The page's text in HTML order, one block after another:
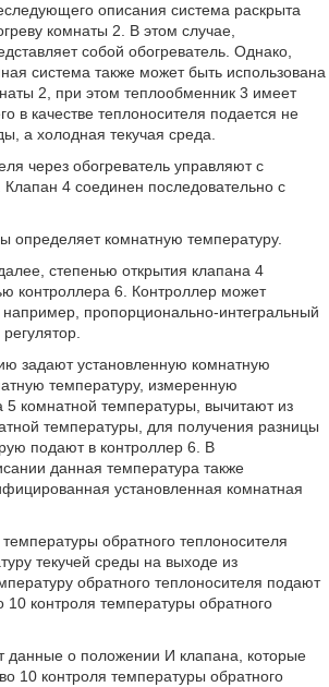
описания система раскрыта
комнаты 2. В этом случае,
собой обогреватель. Однако,
система также может быть использована
2, при этом теплообменник 3 имеет
в качестве теплоносителя подается не
а холодная текучая среда.
через обогреватель управляют с
4 соединен последовательно с
определяет комнатную температуру.
степенью открытия клапана 4
контроллера 6. Контроллер может
например, пропорционально-интегральный
задают установленную комнатную
температуру, измеренную
5 комнатной температуры, вычитают из
температуры, для получения разницы
подают в контроллер 6. В
данная температура также
установленная комнатная
обратного теплоносителя
текучей среды на выходе из
обратного теплоносителя подают
10 контроля температуры обратного
данные о положении И клапана, которые
10 контроля температуры обратного